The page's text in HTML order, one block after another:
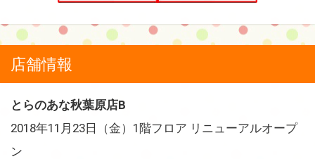
店舗情報
とらのあな秋葉原店B
2018年11月23日（金）1階フロア リニューアルオープ
ン